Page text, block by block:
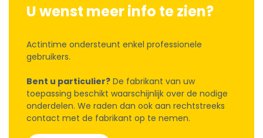
U wenst meer info te zien?
Actintime ondersteunt enkel professionele
gebruikers.
Bent u particulier? De fabrikant van uw
toepassing beschikt waarschijnlijk over de nodige
onderdelen. We raden dan ook aan rechtstreeks
contact met de fabrikant op te nemen.